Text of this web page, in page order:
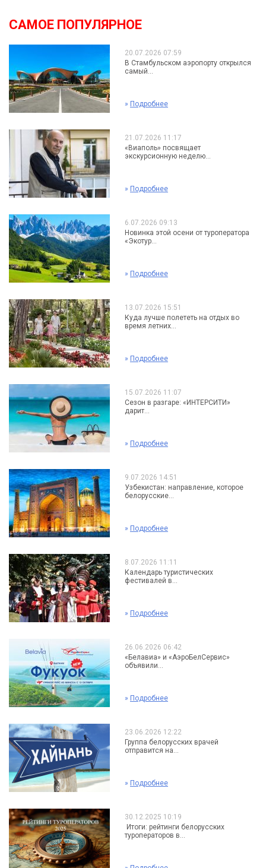
САМОЕ ПОПУЛЯРНОЕ
20.07.2026 07:59
В Стамбульском аэропорту открылся
самый...
» Подробнее
21.07.2026 11:17
«Виаполь» посвящает
экскурсионную неделю...
» Подробнее
6.07.2026 09:13
Новинка этой осени от туроператора
«Экотур...
» Подробнее
13.07.2026 15:51
Куда лучше полететь на отдых во
время летних...
» Подробнее
15.07.2026 11:07
Сезон в разгаре: «ИНТЕРСИТИ»
дарит...
» Подробнее
9.07.2026 14:51
Узбекистан: направление, которое
белорусские...
» Подробнее
8.07.2026 11:11
Календарь туристических
фестивалей в...
» Подробнее
26.06.2026 06:42
«Белавиа» и «АэроБелСервис»
объявили...
» Подробнее
23.06.2026 12:22
Группа белорусских врачей
отправится на...
» Подробнее
30.12.2025 10:19
Итоги: рейтинги белорусских
туроператоров в...